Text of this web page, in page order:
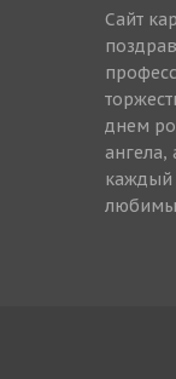
Сайт
днем
ангела,
каждый